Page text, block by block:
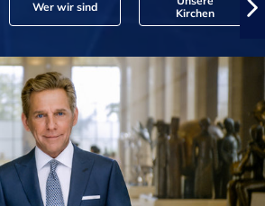
Wer wir sind
Kirchen